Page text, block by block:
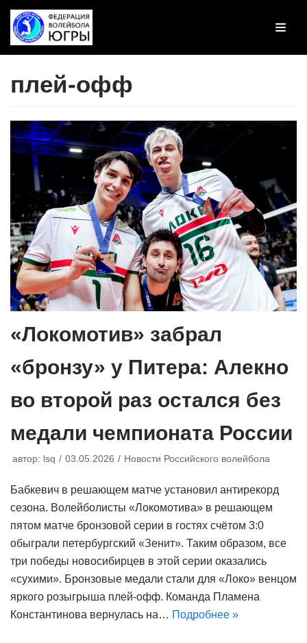
Перейти
к
плей-офф
«Локомотив» забрал
«бронзу» у Питера: Алекно
во второй раз остался без
медали чемпионата России
автор: lsq 03.05.2026 Новости Российского волейбола
Бабкевич в решающем матче установил антирекорд
сезона. Волейболисты «Локомотива» в решающем
пятом матче бронзовой серии в гостях счётом 3:0
обыграли петербургский «Зенит». Таким образом, все
три победы новосибирцев в этой серии оказались
«сухими». Бронзовые медали стали для «Локо» венцом
яркого розыгрыша плей-офф. Команда Пламена
Константинова вернулась на… Подробнее »